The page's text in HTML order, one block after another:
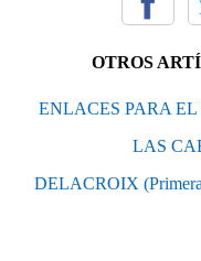
OTROS
ENLACES PARA
LAS
DELACROIX